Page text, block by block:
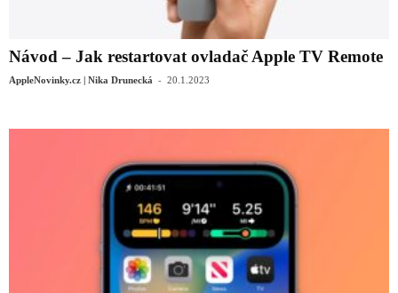
Návod – Jak restartovat ovladač Apple TV Remote
AppleNovinky.cz | Nika Drunecká - 20.1.2023